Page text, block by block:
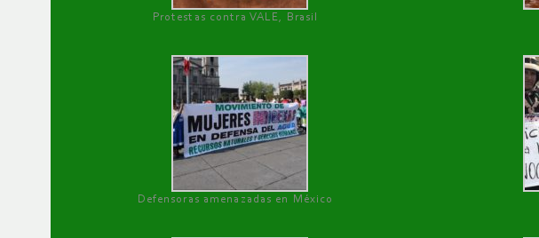
Protestas contra VALE, Brasil
Defensoras amenazadas en México